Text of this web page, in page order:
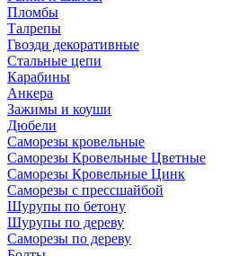
Пломбы
Талрепы
Гвозди декоративные
Стальные цепи
Карабины
Анкера
Зажимы и коуши
Дюбели
Саморезы кровельные
Саморезы Кровельные Цветные
Саморезы Кровельные Цинк
Саморезы с прессшайбой
Шурупы по бетону
Шурупы по дереву
Саморезы по дереву